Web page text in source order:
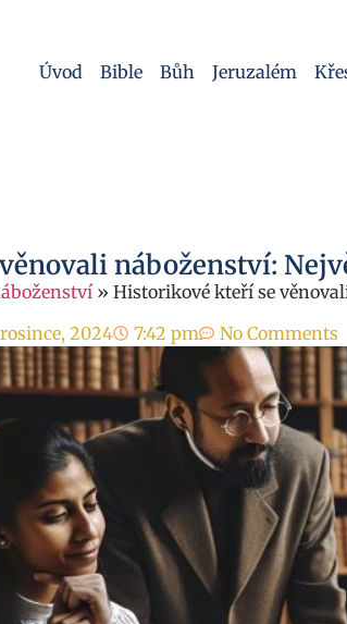
Úvod Bible Bůh Jeruzalém
náboženství:
» Historikové kteří se
2024 7:42 pm No Comments